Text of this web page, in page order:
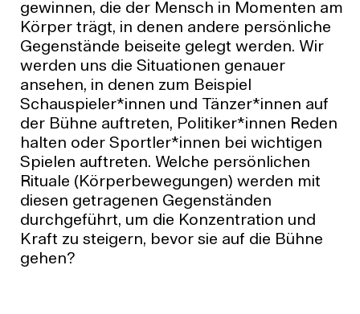
gewinnen, die der Mensch in Momenten am
Körper trägt, in denen andere persönliche
Gegenstände beiseite gelegt werden. Wir
werden uns die Situationen genauer
ansehen, in denen zum Beispiel
Schauspieler*innen und Tänzer*innen auf
der Bühne auftreten, Politiker*innen Reden
halten oder Sportler*innen bei wichtigen
Spielen auftreten. Welche persönlichen
Rituale (Körperbewegungen) werden mit
diesen getragenen Gegenständen
durchgeführt, um die Konzentration und
Kraft zu steigern, bevor sie auf die Bühne
gehen?